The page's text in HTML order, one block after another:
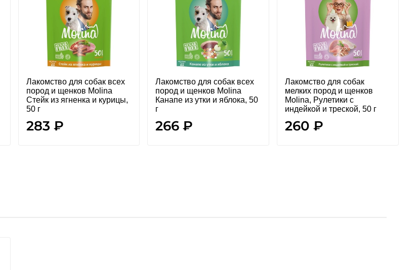
Лакомство для собак всех
пород и щенков Molina
Стейк из ягненка и курицы,
50 г
283 ₽
Лакомство для собак всех
пород и щенков Molina
Канапе из утки и яблока, 50
г
266 ₽
Лакомство для собак
мелких пород и щенков
Molina, Рулетики с
индейкой и треской, 50 г
260 ₽